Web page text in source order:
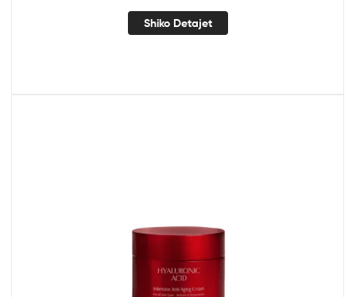
Shiko Detajet